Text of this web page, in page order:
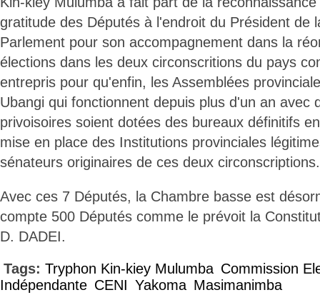
gratitude des Députés à l'endroit du Président de
Parlement pour son accompagnement dans la
élections dans les deux circonscritions du pays
entrepris pour qu'enfin, les Assemblées
Ubangi qui fonctionnent depuis plus d'un an avec
privoisoires soient dotées des bureaux définitifs
mise en place des Institutions provinciales
sénateurs originaires de ces deux circonscriptions.
Avec ces 7 Députés, la Chambre basse est
compte 500 Députés comme le prévoit la
D. DADEI.
Tags: Tryphon Kin-kiey Mulumba Commission
Indépendante CENI Yakoma Masimanimba